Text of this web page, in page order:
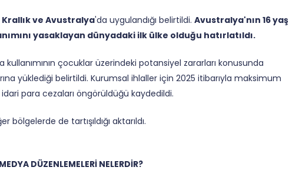
ve Avustralya'da uygulandığı belirtildi. Avustralya'nın 16 yaş
yasaklayan dünyadaki ilk ülke olduğu hatırlatıldı.
çocuklar üzerindeki potansiyel zararları konusunda
yüklediği belirtildi. Kurumsal ihlaller için 2025 itibarıyla maksimum
para cezaları öngörüldüğü kaydedildi.
bölgelerde de tartışıldığı aktarıldı.
DÜZENLEMELERİ NELERDİR?